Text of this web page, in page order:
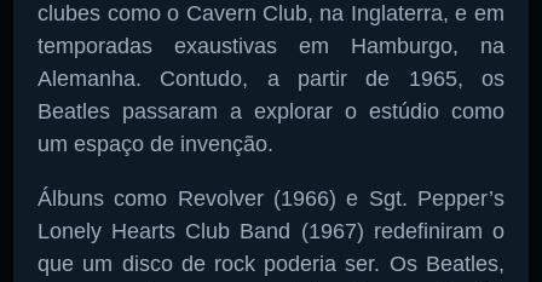
clubes como o Cavern Club, na Inglaterra, e em
temporadas exaustivas em Hamburgo, na
Alemanha. Contudo, a partir de 1965, os
Beatles passaram a explorar o estúdio como
um espaço de invenção.
Álbuns como Revolver (1966) e Sgt. Pepper’s
Lonely Hearts Club Band (1967) redefiniram o
que um disco de rock poderia ser. Os Beatles,